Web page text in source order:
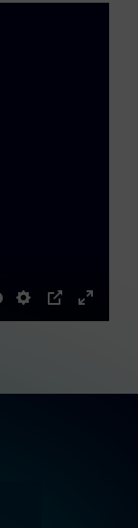
Settings
PIP
Enter